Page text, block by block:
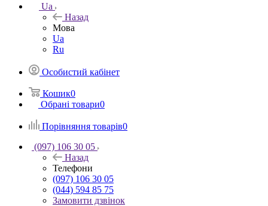
Ua
Назад
Мова
Ua
Ru
Особистий кабінет
Кошик0
Обрані товари0
Порівняння товарів0
(097) 106 30 05
Назад
Телефони
(097) 106 30 05
(044) 594 85 75
Замовити дзвінок